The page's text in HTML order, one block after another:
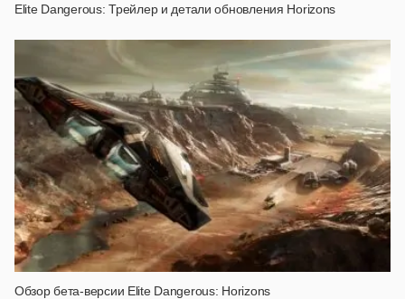
Elite Dangerous: Трейлер и детали обновления Horizons
Обзор бета-версии Elite Dangerous: Horizons